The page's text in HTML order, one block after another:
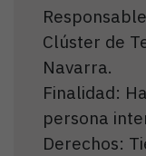
Clúster de
Navarra.
Finalidad:
persona
Derechos: